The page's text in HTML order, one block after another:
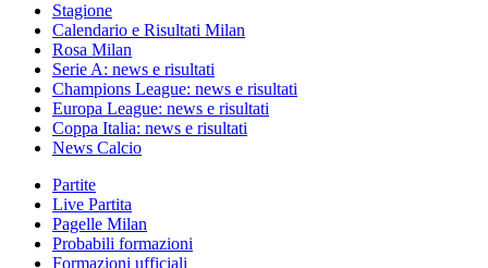
Stagione
Calendario e Risultati Milan
Rosa Milan
Serie A: news e risultati
Champions League: news e risultati
Europa League: news e risultati
Coppa Italia: news e risultati
News Calcio
Partite
Live Partita
Pagelle Milan
Probabili formazioni
Formazioni ufficiali